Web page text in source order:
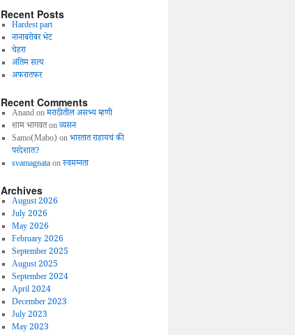
Recent Posts
Hardest part
नानाबरोबर भेट
चेहरा
अंतिम सत्य
अफरातफर
Recent Comments
Anandonमराठीतील असभ्य म्हणी
शाम भागवतonव्यसन
Samo(Mabo) onभारतात राहायचं की
परदेशात?
svamagnataonस्वमग्नता
Archives
August 2026
July 2026
May 2026
February 2026
September 2025
August 2025
September 2024
April 2024
December 2023
July 2023
May 2023